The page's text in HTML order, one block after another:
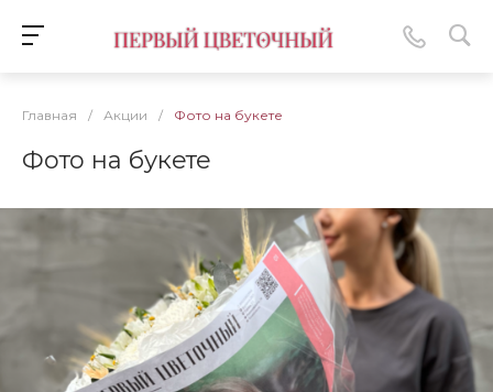
Главная / Акции / Фото на букете
Фото на букете